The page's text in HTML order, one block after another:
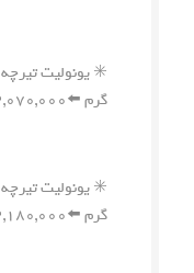
گرم ⬅️۲,۰۷۰,۰۰۰ ریال
گرم ⬅️۲,۱۸۰,۰۰۰ ریال